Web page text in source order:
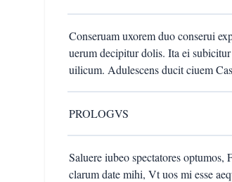
Conseruam uxorem duo conserui
uerum decipitur dolis. Ita ei
uilicum. Adulescens ducit ciuem
PROLOGVS
Saluere iubeo spectatores
clarum date mihi, Vt uos mi esse